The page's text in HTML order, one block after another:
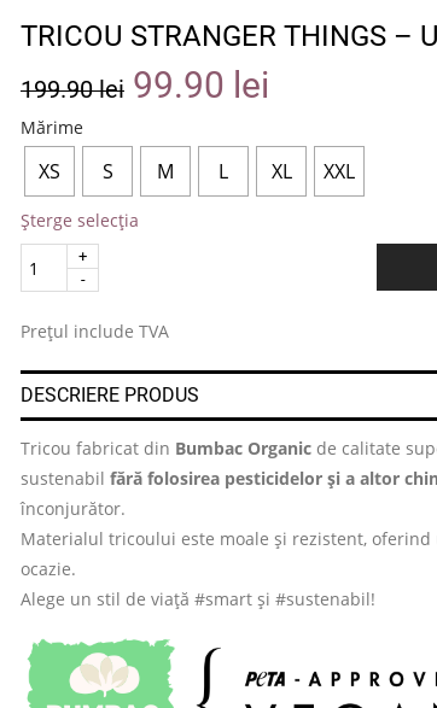
TRICOU STRANGER THINGS –
199.90lei 99.90 lei
Mărime
XS S M L XL XXL
Șterge selecția
Quantity
Prețul include TVA
DESCRIERE PRODUS
Tricou fabricat din Bumbac Organic de calitate
sustenabil fără folosirea pesticidelor și a altor
înconjurător.
Materialul tricoului este moale și rezistent,
ocazie.
Alege un stil de viață #smart și #sustenabil!